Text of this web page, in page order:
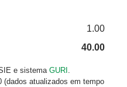
1.00
40.00
e sistema GURI .
(dados atualizados em tempo